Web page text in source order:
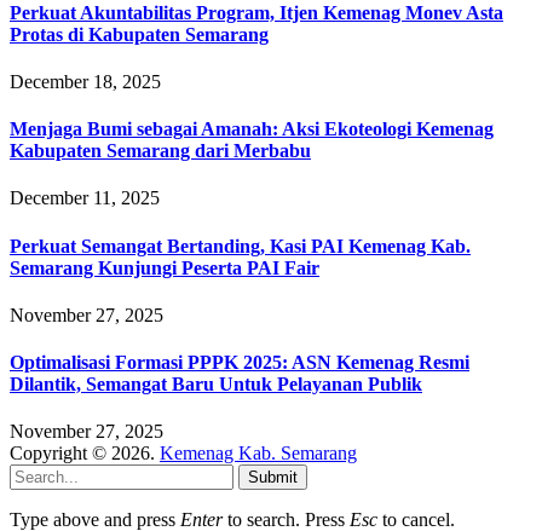
Perkuat Akuntabilitas Program, Itjen Kemenag Monev Asta
Protas di Kabupaten Semarang
December 18, 2025
Menjaga Bumi sebagai Amanah: Aksi Ekoteologi Kemenag
Kabupaten Semarang dari Merbabu
December 11, 2025
Perkuat Semangat Bertanding, Kasi PAI Kemenag Kab.
Semarang Kunjungi Peserta PAI Fair
November 27, 2025
Optimalisasi Formasi PPPK 2025: ASN Kemenag Resmi
Dilantik, Semangat Baru Untuk Pelayanan Publik
November 27, 2025
Copyright © 2026. Kemenag Kab. Semarang
Submit
Type above and press Enterto search. Press Esc to cancel.